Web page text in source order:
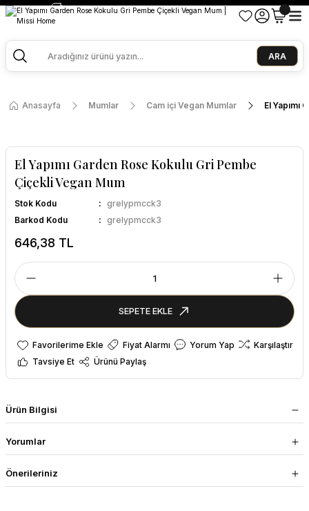
2500 TL ve Üzeri Alışverişlerde Kargo Bedava!
Missi Kokularda 3 Al 2 Öde
ARA
Anasayfa Mumlar Cam içi Vegan Mumlar El
El Yapımı Garden Rose Kokulu Gri Pembe
Çiçekli Vegan Mum
Stok Kodu
grelypmcck3
Barkod Kodu
grelypmcck3
646,38 TL
SEPETE EKLE
Fiyat Alarmı Yorum Yap
Karşılaştır
Tavsiye Et
Ürünü Paylaş
Ürün Bilgisi
Yorumlar
Önerileriniz